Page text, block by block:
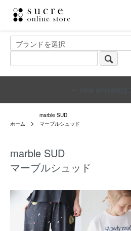
ホーム
marble SUD
マーブルシュッド
marble SUD
マーブルシュッド